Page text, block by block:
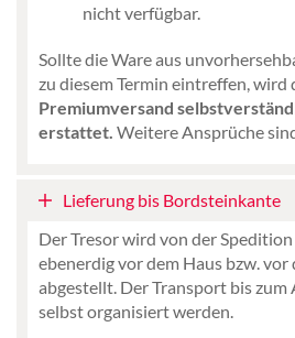
nicht verfügbar.
Sollte die Ware aus
zu diesem Termin eintreffen, wird
Premiumversand
erstattet. Weitere Ansprüche
Lieferung bis Bordsteinkante
Der Tresor wird von der
ebenerdig vor dem Haus bzw.
abgestellt. Der Transport bis
selbst organisiert werden.